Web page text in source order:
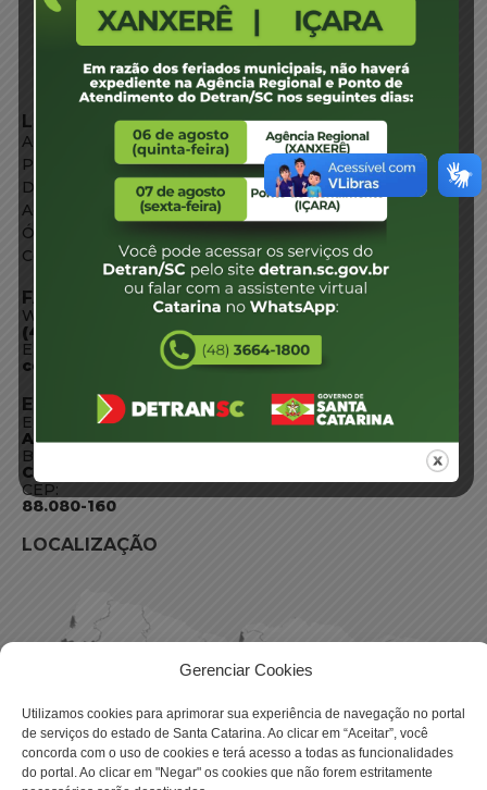
Gerenciar Cookies
Utilizamos cookies para aprimorar sua experiência de navegação no portal
de serviços do estado de Santa Catarina. Ao clicar em “Aceitar”, você
concorda com o uso de cookies e terá acesso a todas as funcionalidades
do portal. Ao clicar em "Negar" os cookies que não forem estritamente
LINKS EXTERNOS
Agência de Notícias
Portal de Serviços
Diário Oficial
Acesso à Informação
Órgãos do Governo
Conheça SC
FALE CONOSCO
WhatsApp:
(48) 3664-1800
E-mail:
centraldeinformacoes@detran.sc.gov.br
ENDEREÇO
Endereço:
Av. Almirante Tamandaré - 480
Bairro:
Coqueiros, Florianópolis SC
CEP:
88.080-160
LOCALIZAÇÃO